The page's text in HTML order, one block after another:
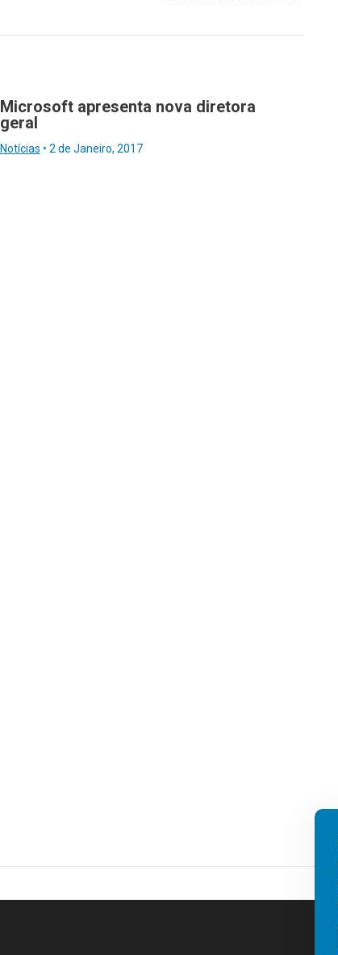
Microsoft apresenta nova diretora
geral
Notícias • 2 de Janeiro, 2017